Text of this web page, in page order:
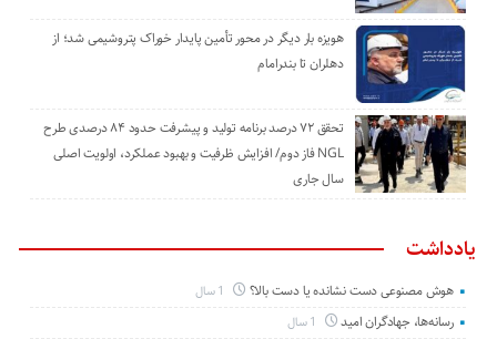
هویزه بار دیگر در محور تأمین پایدار خوراک پتروشیمی شد؛ از
دهلران تا بندرامام
تحقق ۷۲ درصد برنامه تولید و پیشرفت حدود ۸۴ درصدی طرح
NGL فاز دوم/ افزایش ظرفیت و بهبود عملکرد، اولویت اصلی
سال جاری
یادداشت
هوش مصنوعی دست نشانده یا دست بالا؟
رسانه‌ها، جهادگران امید